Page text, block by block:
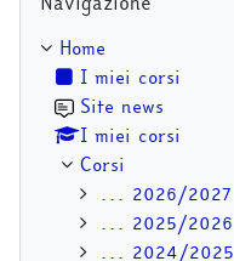
Home
I miei corsi
Site news
I miei corsi
Corsi
... 2026/2027
... 2025/2026
... 2024/2025